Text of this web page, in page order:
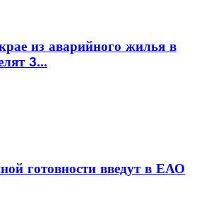
из аварийного жилья в
3...
готовности введут в ЕАО